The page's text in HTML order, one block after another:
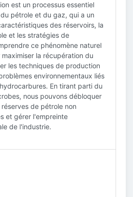
est un processus essentiel
pétrole et du gaz, qui a un
des réservoirs, la
et les stratégies de
ce phénomène naturel
la récupération du
les techniques de production
environnementaux liés
En tirant parti du
nous pouvons débloquer
de pétrole non
et gérer l'empreinte
de l'industrie.